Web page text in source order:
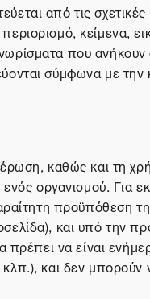
από τις
κείμενα,
που
σύμφωνα με την
καθώς και τη
οργανισμού. Για
προϋπόθεση
και υπό την
να είναι
και δεν